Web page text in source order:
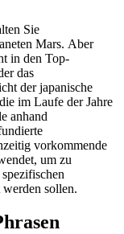
Sie
Mars. Aber
in den Top-
das
der japanische
im Laufe der Jahre
anhand
vorkommende
um zu
sollen.